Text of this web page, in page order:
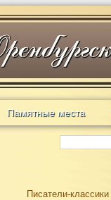
Памятные места
Писатели-классики